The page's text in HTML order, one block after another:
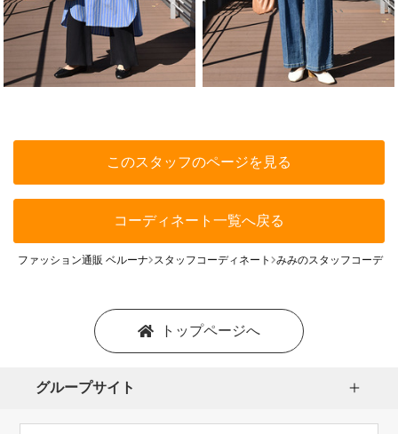
このスタッフのページを見る
コーディネート一覧へ戻る
ファッション通販 ベルーナ スタッフコーディネート みみのスタッフコーディ
トップページへ
グループサイト